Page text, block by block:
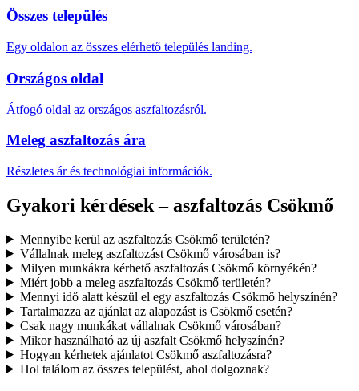
Összes település
Egy oldalon az összes elérhető település landing.
Országos oldal
Átfogó oldal az országos aszfaltozásról.
Meleg aszfaltozás ára
Részletes ár és technológiai információk.
Gyakori kérdések – aszfaltozás Csökmő
Mennyibe kerül az aszfaltozás Csökmő területén?
Vállalnak meleg aszfaltozást Csökmő városában is?
Milyen munkákra kérhető aszfaltozás Csökmő környékén?
Miért jobb a meleg aszfaltozás Csökmő területén?
Mennyi idő alatt készül el egy aszfaltozás Csökmő helyszínén?
Tartalmazza az ajánlat az alapozást is Csökmő esetén?
Csak nagy munkákat vállalnak Csökmő városában?
Mikor használható az új aszfalt Csökmő helyszínén?
Hogyan kérhetek ajánlatot Csökmő aszfaltozásra?
Hol találom az összes települést, ahol dolgoznak?